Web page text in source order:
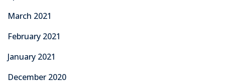
March 2021
February 2021
January 2021
December 2020